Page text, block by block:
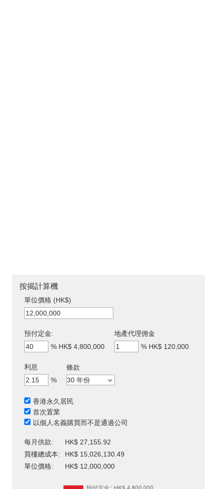
按揭計算機
單位價格 (HK$)
預付定金:
% HK$ 4,800,000
地產代理佣金
% HK$ 120,000
利息
%
條款
香港永久居民
首次置業
以個人名義購買而不是通過公司
每月供款:
HK$ 27,155.92
買樓總成本:
HK$ 15,026,130.49
單位價格:
HK$ 12,000,000